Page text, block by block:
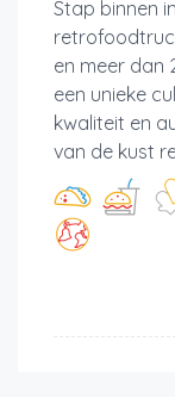
Stap binnen
en meer dan
een unieke
kwaliteit en
van de kust